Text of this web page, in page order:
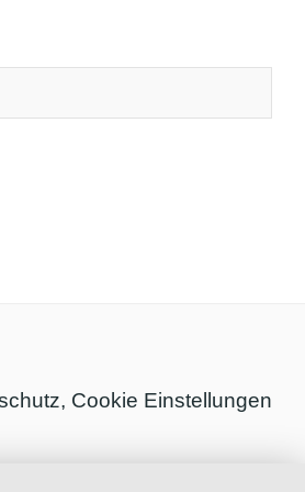
Cookie Einstellungen